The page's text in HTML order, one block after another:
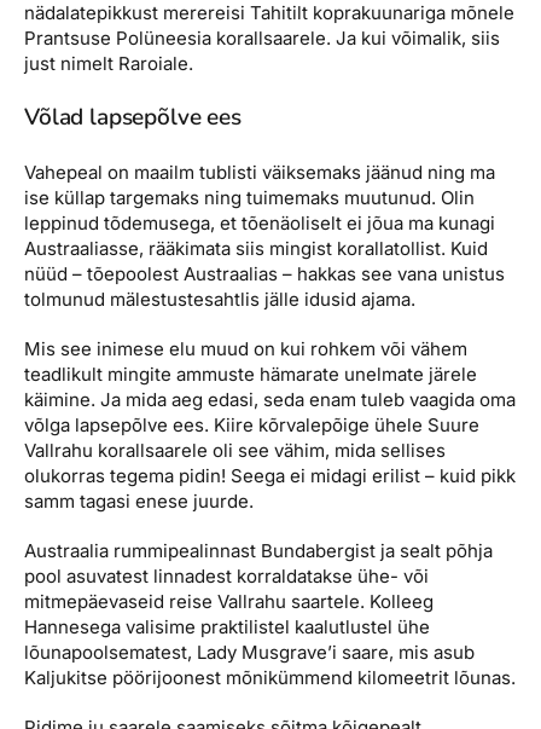
nädalatepikkust merereisi Tahitilt koprakuunariga mõnele
Prantsuse Polüneesia korallsaarele. Ja kui võimalik, siis
just nimelt Raroiale.
Võlad lapsepõlve ees
Vahepeal on maailm tublisti väiksemaks jäänud ning ma
ise küllap targemaks ning tuimemaks muutunud. Olin
leppinud tõdemusega, et tõenäoliselt ei jõua ma kunagi
Austraaliasse, rääkimata siis mingist korallatollist. Kuid
nüüd – tõepoolest Austraalias – hakkas see vana unistus
tolmunud mälestustesahtlis jälle idusid ajama.
Mis see inimese elu muud on kui rohkem või vähem
teadlikult mingite ammuste hämarate unelmate järele
käimine. Ja mida aeg edasi, seda enam tuleb vaagida oma
võlga lapsepõlve ees. Kiire kõrvalepõige ühele Suure
Vallrahu korallsaarele oli see vähim, mida sellises
olukorras tegema pidin! Seega ei midagi erilist – kuid pikk
samm tagasi enese juurde.
Austraalia rummipealinnast Bundabergist ja sealt põhja
pool asuvatest linnadest korraldatakse ühe- või
mitmepäevaseid reise Vallrahu saartele. Kolleeg
Hannesega valisime praktilistel kaalutlustel ühe
lõunapoolsematest, Lady Musgrave’i saare, mis asub
Kaljukitse pöörijoonest mõnikümmend kilomeetrit lõunas.